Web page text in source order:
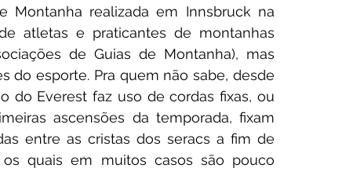
Montanha realizada em Innsbruck na
atletas e praticantes de montanhas
de Guias de Montanha), mas
do esporte. Pra quem não sabe, desde
do Everest faz uso de cordas fixas, ou
ascensões da temporada, fixam
entre as cristas dos seracs a fim de
quais em muitos casos são pouco